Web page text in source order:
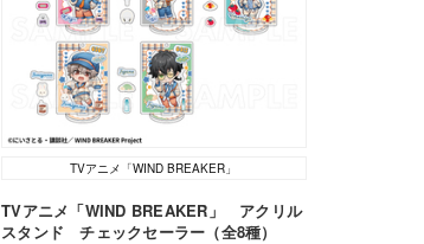
TVアニメ「WIND BREAKER」
TVアニメ「WIND BREAKER」 アクリル
スタンド チェックセーラー（全8種）